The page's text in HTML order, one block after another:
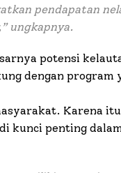
pendapatan
ungkapnya.
potensi
dengan program
Karena
kunci penting